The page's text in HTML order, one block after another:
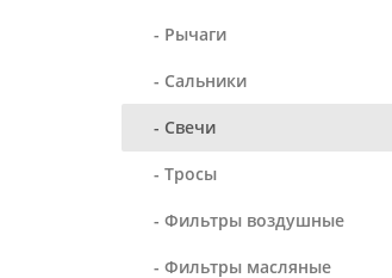
- Рычаги
- Сальники
- Свечи
- Тросы
- Фильтры воздушные
- Фильтры масляные